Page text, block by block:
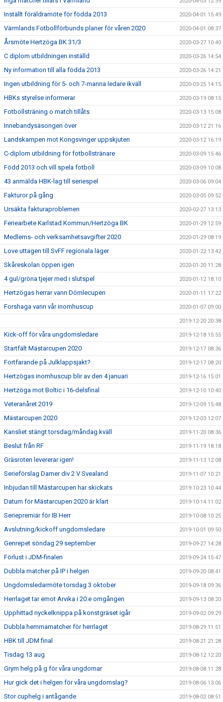
Inställt föräldramöte för födda 2013 2020-04-01 15:49
Värmlands Fotbollförbunds planer för våren 2020 2020-04-01 08:37
Årsmöte Hertzöga BK 31/3 2020-03-27 10:40
C diplom utbildningen inställd 2020-03-26 14:54
Ny information till alla födda 2013 2020-03-26 14:21
Ingen utbildning för 5- och 7-manna ledare ikväll 2020-03-25 14:15
HBKs styrelse informerar 2020-03-19 08:15
Fotbollsträning o match tillåts 2020-03-13 15:08
Innebandysäsongen över 2020-03-12 21:16
Landskampen mot Kongsvinger uppskjuten 2020-03-12 16:19
C-diplom utbildning för fotbollstränare 2020-03-09 15:46
Född 2013 och vill spela fotboll 2020-03-09 10:08
43 anmälda HBK-lag till seriespel 2020-03-06 09:04
Fakturor på gång 2020-03-05 09:52
Ursäkta fakturaproblemen 2020-02-27 13:13
Feriearbete Karlstad Kommun/Hertzöga BK 2020-01-29 12:59
Medlems- och verksamhetsavgifter 2020 2020-01-29 08:19
Love uttagen till SvFF regionala läger 2020-01-22 13:42
Skåreskolan öppen igen 2020-01-20 11:28
4 gul/gröna tjejer med i slutspel 2020-01-12 18:10
Hertzögas herrar vann Dömlecupen 2020-01-11 17:22
Forshaga vann vår inomhuscup 2020-01-07 09:00
2019-12-20 20:38
Kick-off för våra ungdomsledare 2019-12-18 15:55
Startfält Mästarcupen 2020 2019-12-17 08:36
Fortfarande på Julklappsjakt? 2019-12-17 08:20
Hertzögas inomhuscup blir av den 4 januari 2019-12-16 15:01
Hertzöga mot Boltic i 16-delsfinal 2019-12-10 10:40
Veteranåret 2019 2019-12-09 15:48
Mästarcupen 2020 2019-12-03 12:07
Kansliet stängt torsdag/måndag kväll 2019-11-20 08:36
Beslut från RF 2019-11-19 18:18
Gräsroten levererar igen! 2019-11-13 12:08
Serieförslag Damer div 2 V Svealand 2019-11-07 10:21
Inbjudan till Mästarcupen har skickats 2019-10-23 10:44
Datum för Mästarcupen 2020 är klart 2019-10-14 11:02
Seriepremiär för IB Herr 2019-10-08 10:25
Avslutning/kickoff ungdomsledare 2019-10-01 09:50
Genrepet söndag 29 september 2019-09-27 14:28
Förlust i JDM-finalen 2019-09-24 15:47
Dubbla matcher på IP i helgen 2019-09-20 08:41
Ungdomsledarmöte torsdag 3 oktober 2019-09-18 09:36
Herrlaget tar emot Arvika i 20:e omgången 2019-09-13 08:20
Upphittad nyckelknippa på konstgräset igår 2019-09-02 09:29
Dubbla hemmamatcher för herrlaget 2019-08-29 11:51
HBK till JDM final 2019-08-21 21:28
Tisdag 13 aug 2019-08-12 12:20
Grym helg på g för våra ungdomar 2019-08-08 11:28
Hur gick det i helgen för våra ungdomslag? 2019-08-06 13:06
Stor cuphelg i antågande 2019-08-02 08:51